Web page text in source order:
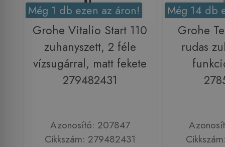
Még 1 db ezen az áron!
Grohe Vitalio Start 110
zuhanyszett, 2 féle
vízsugárral, matt fekete
279482431
Azonosító: 207847
Cikkszám: 279482431
Még 14 db
Grohe
rudas